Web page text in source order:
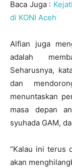
Baca Juga :
di KONI Aceh
Alfian juga
adalah
Seharusnya,
dan
menuntaskan
masa depan
syuhada GAM,
“Kalau ini terus
akan